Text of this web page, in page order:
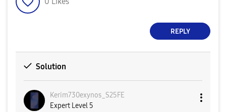
REPLY
Solution
Kerim730exynos_ S25FE
Expert Level 5